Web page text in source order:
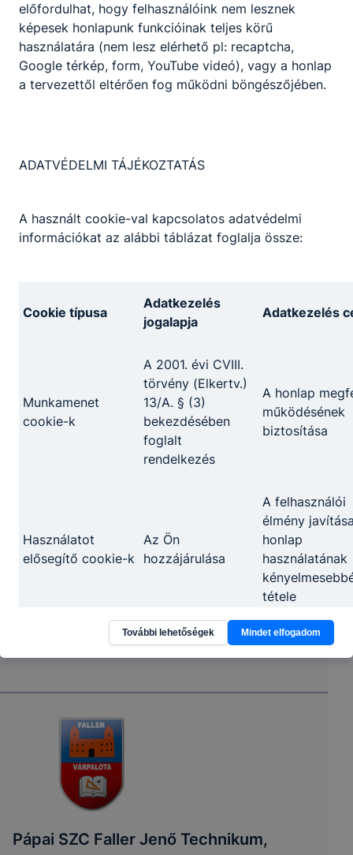
Partnereink
Pápai SZC Faller Jenő Technikum,
előfordulhat, hogy felhasználóink nem lesznek
képesek honlapunk funkcióinak teljes körű
használatára (nem lesz elérhető pl: recaptcha,
Google térkép, form, YouTube videó), vagy a honlap
a tervezettől eltérően fog működni böngészőjében.
ADATVÉDELMI TÁJÉKOZTATÁS
A használt cookie-val kapcsolatos adatvédelmi
információkat az alábbi táblázat foglalja össze:
Cookie típusa
Adatkezelés
jogalapja
Adatkezelés
Munkamenet
cookie-k
A 2001. évi CVIII.
törvény (Elkertv.)
13/A. § (3)
bekezdésében
foglalt
rendelkezés
A honlap
működésének
biztosítása
Használatot
elősegítő cookie-k
Az Ön
hozzájárulása
A felhasználói
élmény
honlap
használatának
tétele
Az Ön
Információ
oldalunk
kapcsolatban
Az adatkezelés, jogalapja, időtartama, adatkezelő
személye, érintett jogai
A cookie-k használatakor alkalmazott
adatkezelés jogalapja: az érintett önkéntes
hozzájárulása, melyet az érintett aktív,
További lehetőségek Mindet elfogadom